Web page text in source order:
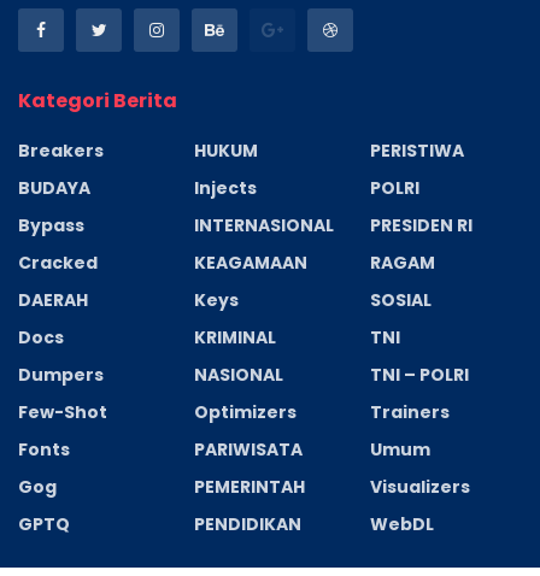
Kategori Berita
Breakers
BUDAYA
Bypass
Cracked
DAERAH
Docs
Dumpers
Few-Shot
Fonts
Gog
GPTQ
HUKUM
Injects
INTERNASIONAL
KEAGAMAAN
Keys
KRIMINAL
NASIONAL
Optimizers
PARIWISATA
PEMERINTAH
PENDIDIKAN
PERISTIWA
POLRI
PRESIDEN RI
RAGAM
SOSIAL
TNI
TNI – POLRI
Trainers
Umum
Visualizers
WebDL